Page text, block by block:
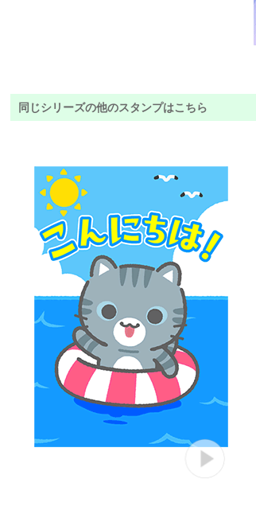
同じシリーズの他のスタンプはこちら